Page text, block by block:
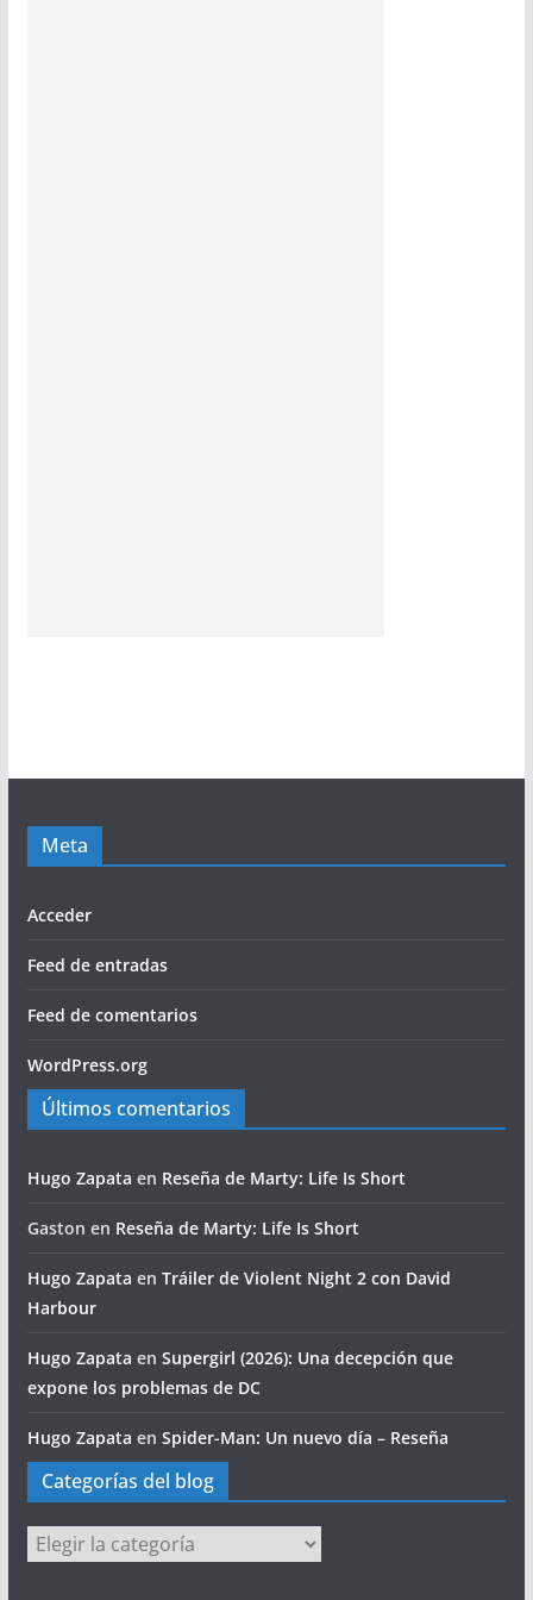
Meta
Acceder
Feed de entradas
Feed de comentarios
WordPress.org
Últimos comentarios
Hugo Zapata en Reseña de Marty: Life Is Short
Gaston en Reseña de Marty: Life Is Short
Hugo Zapata en Tráiler de Violent Night 2 con David
Harbour
Hugo Zapata en Supergirl (2026): Una decepción que
expone los problemas de DC
Hugo Zapata en Spider-Man: Un nuevo día – Reseña
Categorías del blog
Categorías
del